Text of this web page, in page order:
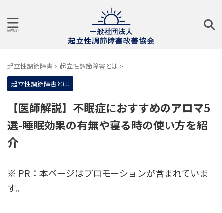
起立性調節障害 > 起立性調節障害とは >
起立性調節障害とは
【医師解説】不眠症におすすめのアロマ5
選-睡眠効果の有無や寝る時の使い方を紹
介
※ PR：本ページはプロモーションが含まれていま
す。